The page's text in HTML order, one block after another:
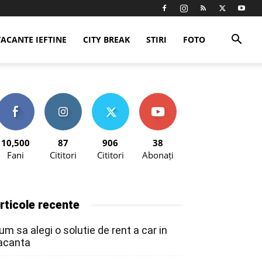
IEFTINE CITY BREAK STIRI FOTO
10,500
Fani
87
Cititori
906
Cititori
38
Abonați
recente
sa alegi o solutie de rent a car in